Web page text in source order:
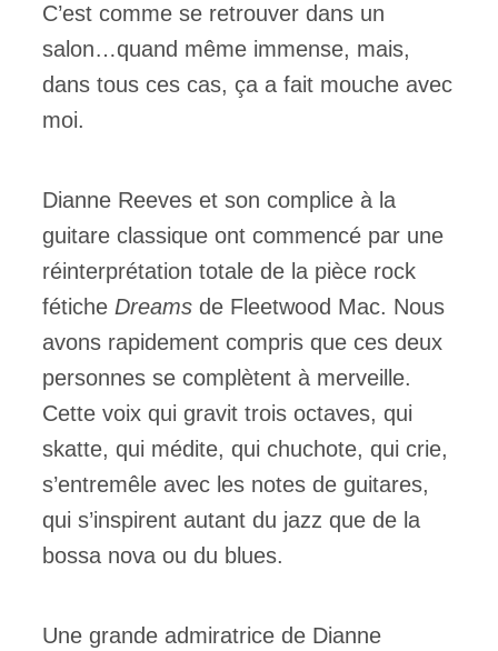
C’est comme se retrouver dans un
salon…quand même immense, mais,
dans tous ces cas, ça a fait mouche avec
moi.
Dianne Reeves et son complice à la
guitare classique ont commencé par une
réinterprétation totale de la pièce rock
fétiche Dreams de Fleetwood Mac. Nous
avons rapidement compris que ces deux
personnes se complètent à merveille.
Cette voix qui gravit trois octaves, qui
skatte, qui médite, qui chuchote, qui crie,
s’entremêle avec les notes de guitares,
qui s’inspirent autant du jazz que de la
bossa nova ou du blues.
Une grande admiratrice de Dianne